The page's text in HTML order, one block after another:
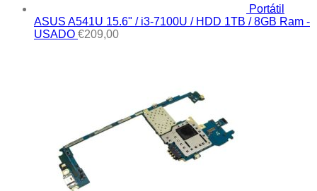
Portátil
ASUS A541U 15.6" / i3-7100U / HDD 1TB / 8GB Ram -
USADO €209,00